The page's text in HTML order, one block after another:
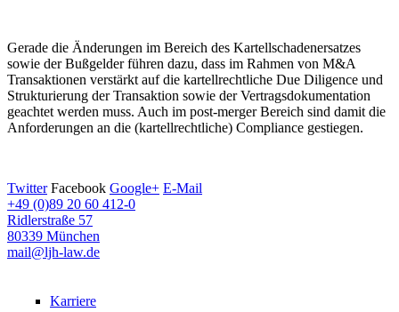
Gerade die Änderungen im Bereich des Kartellschadenersatzes
sowie der Bußgelder führen dazu, dass im Rahmen von M&A
Transaktionen verstärkt auf die kartellrechtliche Due Diligence und
Strukturierung der Transaktion sowie der Vertragsdokumentation
geachtet werden muss. Auch im post-merger Bereich sind damit die
Anforderungen an die (kartellrechtliche) Compliance gestiegen.
Twitter Facebook Google+ E-Mail
+49 (0)89 20 60 412-0
Ridlerstraße 57
80339 München
mail@ljh-law.de
Karriere